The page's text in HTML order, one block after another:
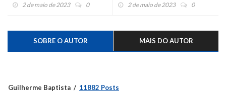
2 de maio de 2023 0 2 de maio de 2023 0
SOBRE O AUTOR MAIS DO AUTOR
Guilherme Baptista 11882 Posts